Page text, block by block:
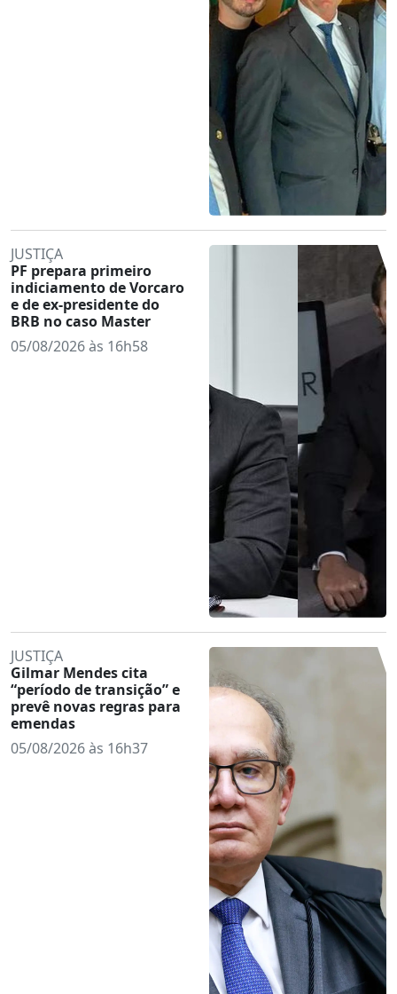
JUSTIÇA
PF prepara primeiro
indiciamento de Vorcaro
e de ex-presidente do
BRB no caso Master
05/08/2026 às 16h58
JUSTIÇA
Gilmar Mendes cita
“período de transição” e
prevê novas regras para
emendas
05/08/2026 às 16h37